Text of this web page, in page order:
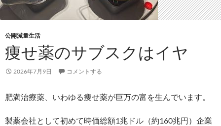
公開減量生活
痩せ薬のサブスクはイヤ
2026年7月9日 コメントする
肥満治療薬、いわゆる痩せ薬が巨万の富を生んでいます。
製薬会社として初めて時価総額1兆ドル（約160兆円）企業